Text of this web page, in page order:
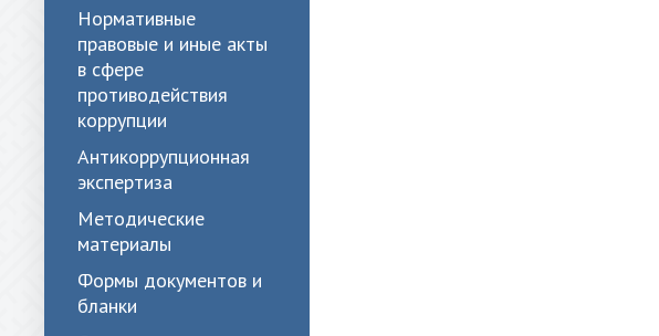
Нормативные
правовые и иные акты
в сфере
противодействия
коррупции
Антикоррупционная
экспертиза
Методические
материалы
Формы документов и
бланки